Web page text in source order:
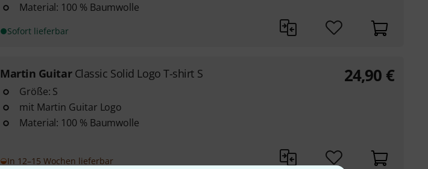
Material: 100 % Baumwolle
Sofort lieferbar
Martin Guitar Classic Solid Logo T-shirt S
Größe: S
mit Martin Guitar Logo
Material: 100 % Baumwolle
In 12–15 Wochen lieferbar
24,90 €